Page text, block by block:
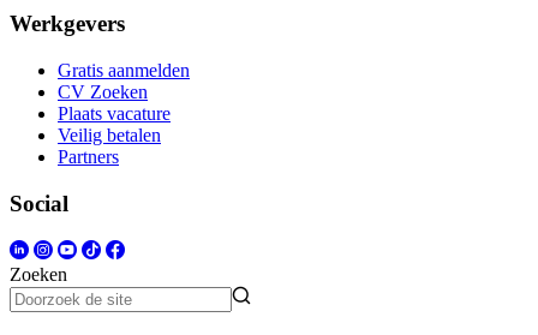
Werkgevers
Gratis aanmelden
CV Zoeken
Plaats vacature
Veilig betalen
Partners
Social
Zoeken